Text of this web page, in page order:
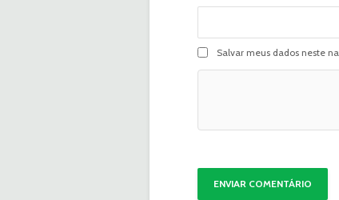
Salvar meus dados neste